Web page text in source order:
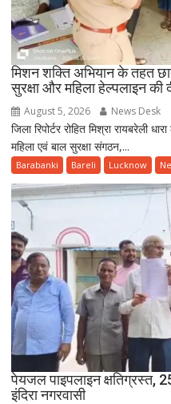
मिशन शक्ति अभियान के तहत
सुरक्षा और महिला हेल्पलाइन की
August 5, 2026 News Desk
जिला रिपोर्टर रोहित मिश्रा रायबरेली
महिला एवं बाल सुरक्षा संगठन,...
Barabanki Bareli Lucknow
पेयजल पाइपलाइन क्षतिग्रस्त,
इंदिरा नगरवासी